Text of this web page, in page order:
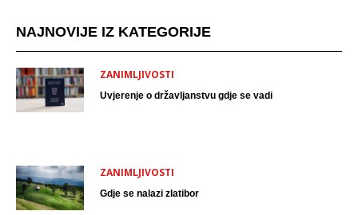
NAJNOVIJE IZ KATEGORIJE
ZANIMLJIVOSTI
Uvjerenje o državljanstvu gdje se vadi
ZANIMLJIVOSTI
Gdje se nalazi zlatibor